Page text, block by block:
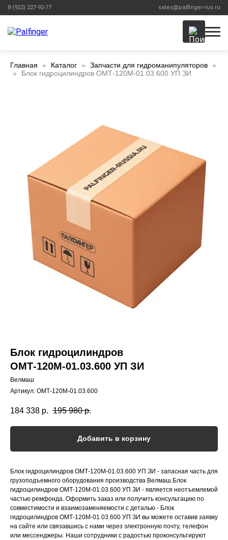
8 (922) 227-92-77 sales@palfinger-rus.ru
Главная Каталог
Запчасти для гидроманипуляторов
Блок гидроцилиндров ОМТ-120М-01.03.600 УП ЗИ
Блок гидроцилиндров
ОМТ-120М-01.03.600 УП ЗИ
Велмаш
Артикул: ОМТ-120М-01.03.600
184 338 р. 195 980 р.
Добавить в корзину
Блок гидроцилиндров ОМТ-120М-01.03.600 УП ЗИ - запасная часть для
грузоподъемного оборудования производства Велмаш.Блок
гидроцилиндров ОМТ-120М-01.03.600 УП ЗИ - является неотъемлемой
частью ремфонда. Оформить заказ или получить консультацию по
совместимости и взаимозаменяемости с деталью - Блок
гидроцилиндров ОМТ-120М-01.03.600 УП ЗИ вы можете оставив заявку
на сайте или связавшись с нами через электронную почту, телефон
или мессенджеры. Наши сотрудники с радостью проконсультируют